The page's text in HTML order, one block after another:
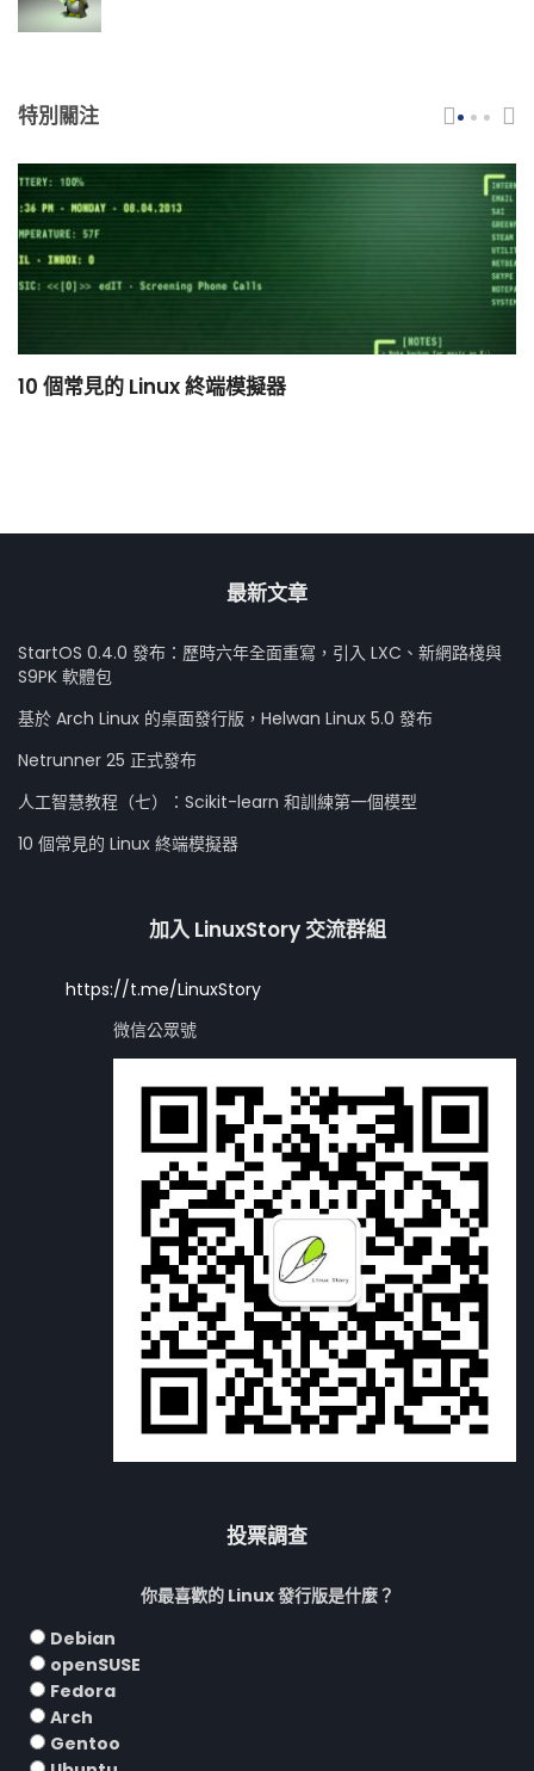
特別關注
10 個常見的 Linux 終端模擬器
最新文章
StartOS 0.4.0 發布：歷時六年全面重寫，引入 LXC、新網路棧與
S9PK 軟體包
基於 Arch Linux 的桌面發行版，Helwan Linux 5.0 發布
Netrunner 25 正式發布
人工智慧教程（七）：Scikit-learn 和訓練第一個模型
10 個常見的 Linux 終端模擬器
加入 LinuxStory 交流群組
https://t.me/LinuxStory
微信公眾號
投票調查
你最喜歡的 Linux 發行版是什麼？
Debian
openSUSE
Fedora
Arch
Gentoo